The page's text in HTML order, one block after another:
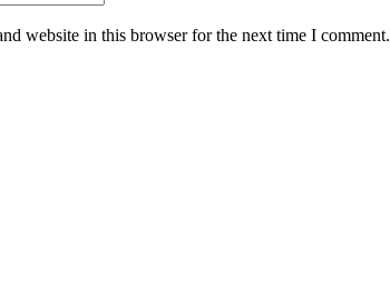
website in this browser for the next time I comment.